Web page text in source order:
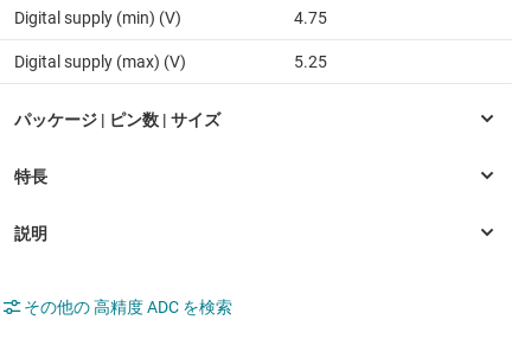
Digital supply (min) (V) 4.75
Digital supply (max) (V) 5.25
その他の 高精度 ADC を検索